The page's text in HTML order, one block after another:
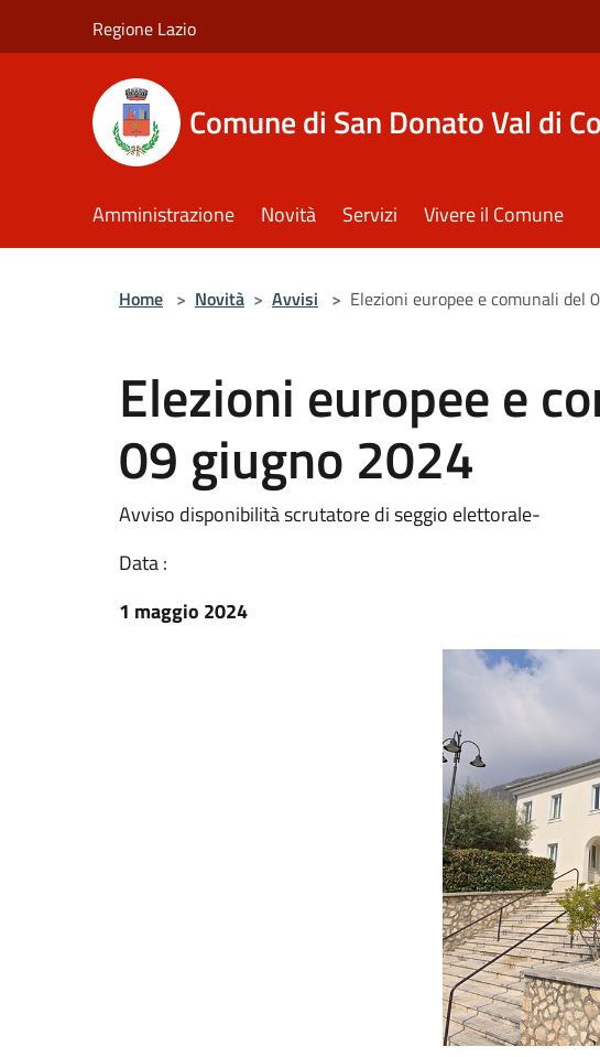
Regione Lazio
Comune di San Donato Val di
Amministrazione Novità Servizi Vivere il Comune
Home > Novità > Avvisi > Elezioni europee e comunali del
Elezioni europee e
09 giugno 2024
Avviso disponibilità scrutatore di seggio elettorale-
Data :
1 maggio 2024